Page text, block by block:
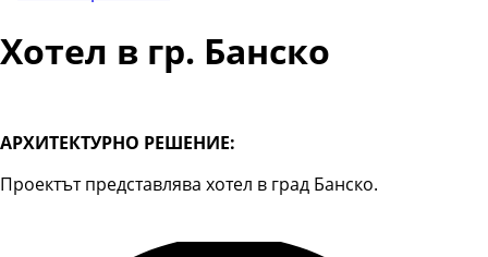
Хотел в гр. Банско
АРХИТЕКТУРНО РЕШЕНИЕ:
Проектът представлява хотел в град Банско.